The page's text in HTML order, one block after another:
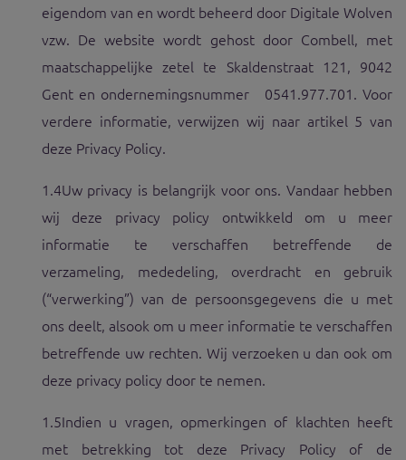
eigendom van en wordt beheerd door Digitale Wolven
vzw. De website wordt gehost door Combell, met
maatschappelijke zetel te Skaldenstraat 121, 9042
Gent en ondernemingsnummer 0541.977.701. Voor
verdere informatie, verwijzen wij naar artikel 5 van
deze Privacy Policy.
1.4Uw privacy is belangrijk voor ons. Vandaar hebben
wij deze privacy policy ontwikkeld om u meer
informatie te verschaffen betreffende de
verzameling, mededeling, overdracht en gebruik
(“verwerking”) van de persoonsgegevens die u met
ons deelt, alsook om u meer informatie te verschaffen
betreffende uw rechten. Wij verzoeken u dan ook om
deze privacy policy door te nemen.
1.5Indien u vragen, opmerkingen of klachten heeft
met betrekking tot deze Privacy Policy of de